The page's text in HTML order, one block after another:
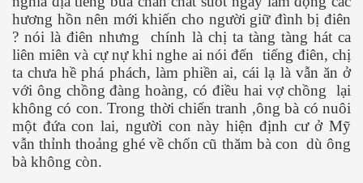
hương hồn nên mới khiến cho người giữ đình bị điên
? nói là điên nhưng chính là chị ta tàng tàng hát ca
liên miên và cự nự khi nghe ai nói đến tiếng điên, chị
ta chưa hề phá phách, làm phiền ai, cái lạ là vẫn ăn ở
với ông chồng đàng hoàng, có điều hai vợ chồng lại
không có con. Trong thời chiến tranh ,ông bà có nuôi
một đứa con lai, người con này hiện định cư ở Mỹ
vẫn thỉnh thoảng ghé về chốn cũ thăm bà con dù ông
bà không còn.
Hạng